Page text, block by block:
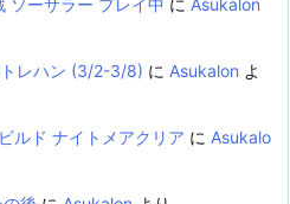
レハン (3/2-3/8) に Asukalon よ
ルド ナイトメアクリア に Asukalo